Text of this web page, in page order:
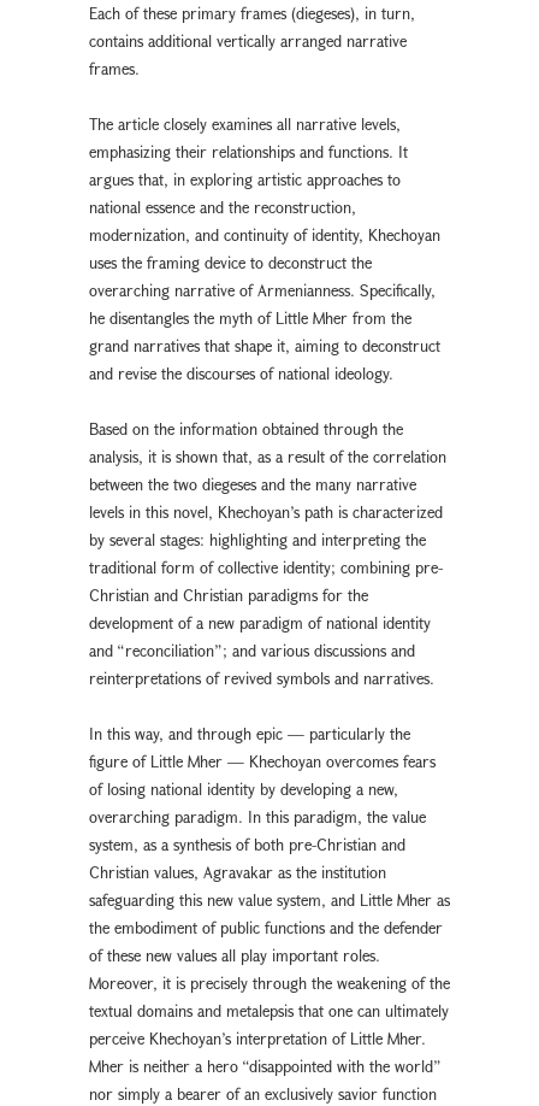
Each of these primary frames (diegeses), in turn,
contains additional vertically arranged narrative
frames.
The article closely examines all narrative levels,
emphasizing their relationships and functions. It
argues that, in exploring artistic approaches to
national essence and the reconstruction,
modernization, and continuity of identity, Khechoyan
uses the framing device to deconstruct the
overarching narrative of Armenianness. Specifically,
he disentangles the myth of Little Mher from the
grand narratives that shape it, aiming to deconstruct
and revise the discourses of national ideology.
Based on the information obtained through the
analysis, it is shown that, as a result of the correlation
between the two diegeses and the many narrative
levels in this novel, Khechoyan’s path is characterized
by several stages: highlighting and interpreting the
traditional form of collective identity; combining pre-
Christian and Christian paradigms for the
development of a new paradigm of national identity
and “reconciliation”; and various discussions and
reinterpretations of revived symbols and narratives.
In this way, and through epic — particularly the
figure of Little Mher — Khechoyan overcomes fears
of losing national identity by developing a new,
overarching paradigm. In this paradigm, the value
system, as a synthesis of both pre-Christian and
Christian values, Agravakar as the institution
safeguarding this new value system, and Little Mher as
the embodiment of public functions and the defender
of these new values all play important roles.
Moreover, it is precisely through the weakening of the
textual domains and metalepsis that one can ultimately
perceive Khechoyan’s interpretation of Little Mher.
Mher is neither a hero “disappointed with the world”
nor simply a bearer of an exclusively savior function